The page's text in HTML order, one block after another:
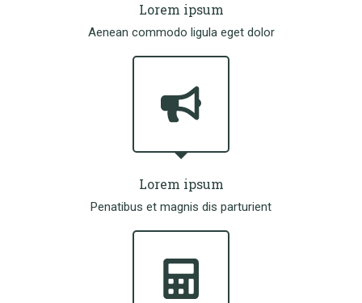
Lorem ipsum
Aenean commodo ligula eget dolor
Lorem ipsum
Penatibus et magnis dis parturient